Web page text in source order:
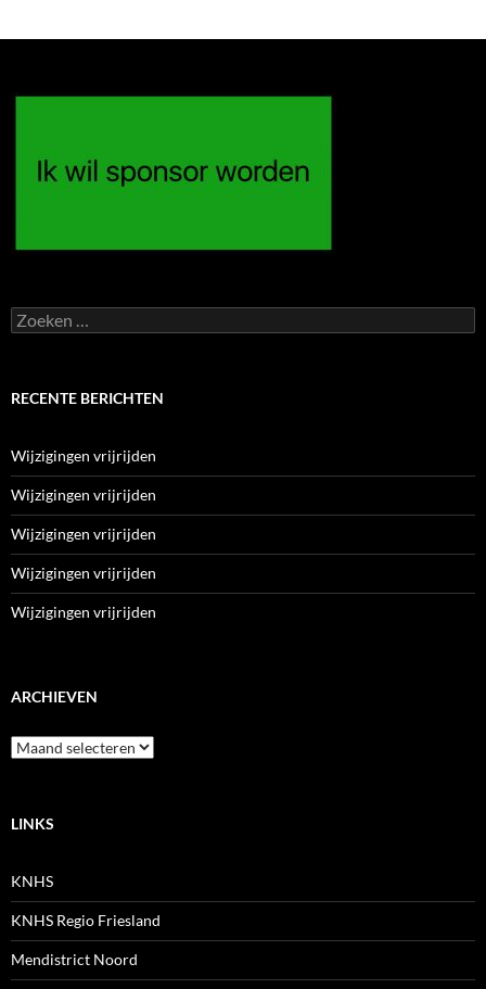
Zoeken
naar:
RECENTE BERICHTEN
Wijzigingen vrijrijden
Wijzigingen vrijrijden
Wijzigingen vrijrijden
Wijzigingen vrijrijden
Wijzigingen vrijrijden
ARCHIEVEN
Archieven
LINKS
KNHS
KNHS Regio Friesland
Mendistrict Noord